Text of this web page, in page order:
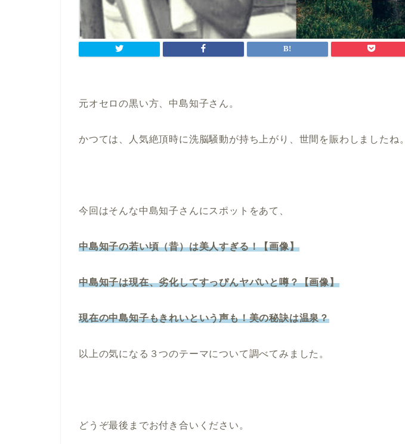
元オセロの黒い方、中島知子さん。
かつては、人気絶頂時に洗脳騒動が持ち上がり、世間を賑わしましたね。
今回はそんな中島知子さんにスポットをあて、
中島知子の若い頃（昔）は美人すぎる！【画像】
中島知子は現在、劣化してすっぴんヤバいと噂？【画像】
現在の中島知子もきれいという声も！美の秘訣は温泉？
以上の気になる３つのテーマについて調べてみました。
どうぞ最後までお付き合いください。